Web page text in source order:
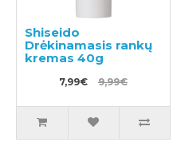
Shiseido
Drėkinamasis rankų
kremas 40g
7,99€ 9,99€